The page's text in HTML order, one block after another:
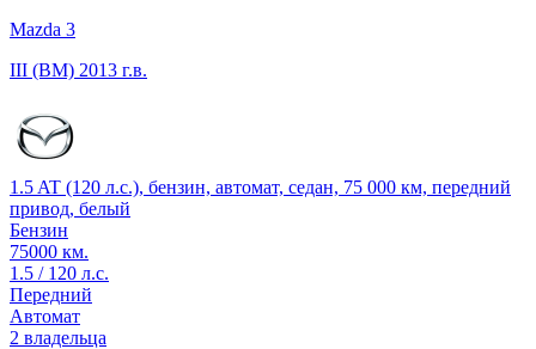
Mazda 3
III (BM) 2013 г.в.
1.5 AT (120 л.с.), бензин, автомат, седан, 75 000 км, передний
привод, белый
Бензин
75000 км.
1.5 / 120 л.с.
Передний
Автомат
2 владельца